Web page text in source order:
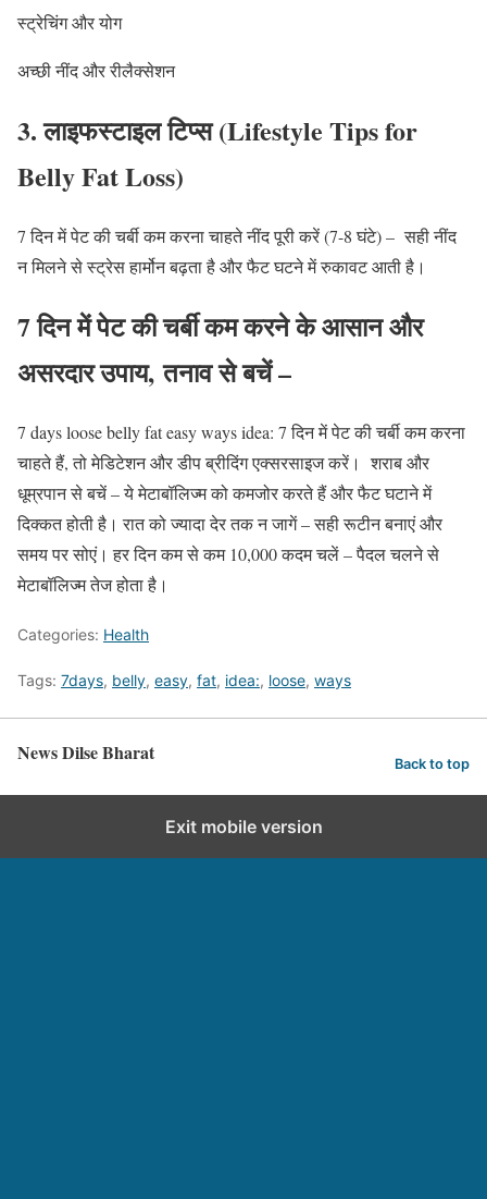
स्ट्रेचिंग और योग
अच्छी नींद और रीलैक्सेशन
3. लाइफस्टाइल टिप्स (Lifestyle Tips for
Belly Fat Loss)
7 दिन में पेट की चर्बी कम करना चाहते नींद पूरी करें (7-8 घंटे) – सही नींद
न मिलने से स्ट्रेस हार्मोन बढ़ता है और फैट घटने में रुकावट आती है।
7 दिन में पेट की चर्बी कम करने के आसान और
असरदार उपाय, तनाव से बचें –
7 days loose belly fat easy ways idea: 7 दिन में पेट की चर्बी कम करना
चाहते हैं, तो मेडिटेशन और डीप ब्रीदिंग एक्सरसाइज करें। शराब और
धूम्रपान से बचें – ये मेटाबॉलिज्म को कमजोर करते हैं और फैट घटाने में
दिक्कत होती है। रात को ज्यादा देर तक न जागें – सही रूटीन बनाएं और
समय पर सोएं। हर दिन कम से कम 10,000 कदम चलें – पैदल चलने से
मेटाबॉलिज्म तेज होता है।
Categories: Health
Tags: 7days, belly, easy, fat, idea:, loose, ways
News Dilse Bharat Back to top
Exit mobile version